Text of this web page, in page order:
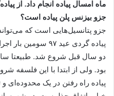
ماه امسال پیاده انجام داد. از
جزو بیزنس پلن پیاده است؟
جزو پتانسیل‌هایی است که
پیاده گردی عید ۹۷
دو سال قبل شروع شد. طبیعتا
بود. ولی از ابتدا با این
پیاده راه رفتن در یک محدوده‌ای